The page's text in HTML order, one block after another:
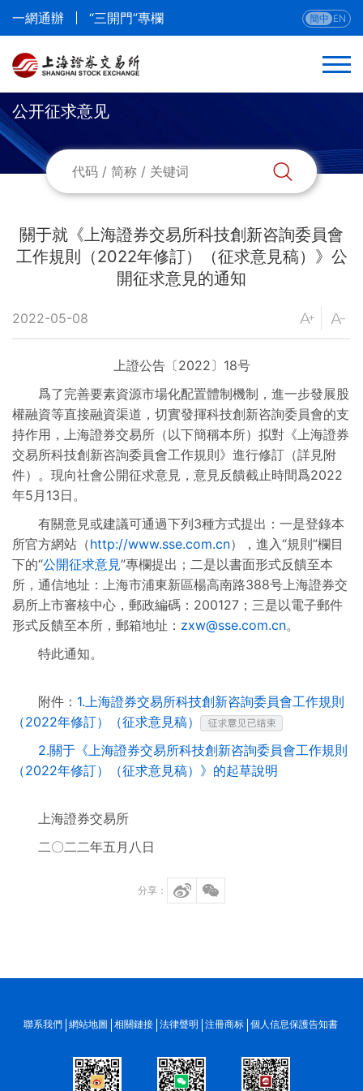
一網通辦 “三開門”專欄 簡中 EN
返回
法律法規
本所業務規則
制度規則彙編
公开征求意见
關于就《上海證券交易所科技創新咨詢委員會
工作規則（2022年修訂）（征求意見稿）》公
開征求意見的通知
2022-05-08
上證公告〔2022〕18号
爲了完善要素資源市場化配置體制機制，進一步發展股
權融資等直接融資渠道，切實發揮科技創新咨詢委員會的支
持作用，上海證券交易所（以下簡稱本所）拟對《上海證券
交易所科技創新咨詢委員會工作規則》進行修訂（詳見附
件）。現向社會公開征求意見，意見反饋截止時間爲2022
年5月13日。
有關意見或建議可通過下列3種方式提出：一是登錄本
所官方網站（http://www.sse.com.cn），進入“規則”欄目
下的“公開征求意見”專欄提出；二是以書面形式反饋至本
所，通信地址：上海市浦東新區楊高南路388号上海證券交
易所上市審核中心，郵政編碼：200127；三是以電子郵件
形式反饋至本所，郵箱地址： zxw@sse.com.cn。
特此通知。
附件： 1.上海證券交易所科技創新咨詢委員會工作規則
（2022年修訂）（征求意見稿）
2.關于《上海證券交易所科技創新咨詢委員會工作規則
（2022年修訂）（征求意見稿）》的起草說明
上海證券交易所
二〇二二年五月八日
分享：
聯系我們 網站地圖 相關鏈接 法律聲明 注冊商标 個人信息保護告知書